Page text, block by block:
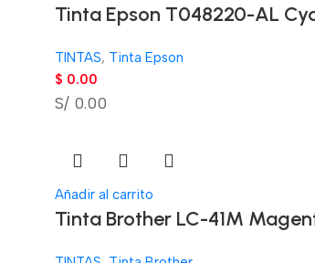
Tinta Epson T048220-AL
TINTAS, Tinta Epson
$ 0.00
S/ 0.00
Añadir al carrito
Tinta Brother LC-41M